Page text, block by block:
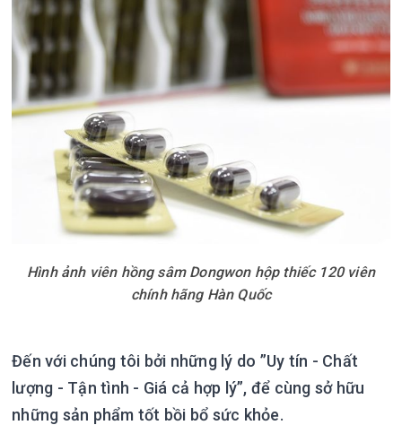
Hình ảnh viên hồng sâm Dongwon hộp thiếc 120 viên
chính hãng Hàn Quốc
Đến với chúng tôi bởi những lý do ”Uy tín - Chất
lượng - Tận tình - Giá cả hợp lý”, để cùng sở hữu
những sản phẩm tốt bồi bổ sức khỏe.